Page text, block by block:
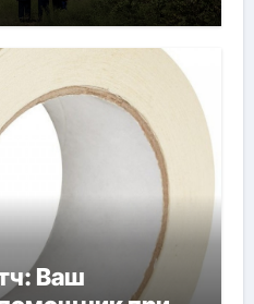
Ваш